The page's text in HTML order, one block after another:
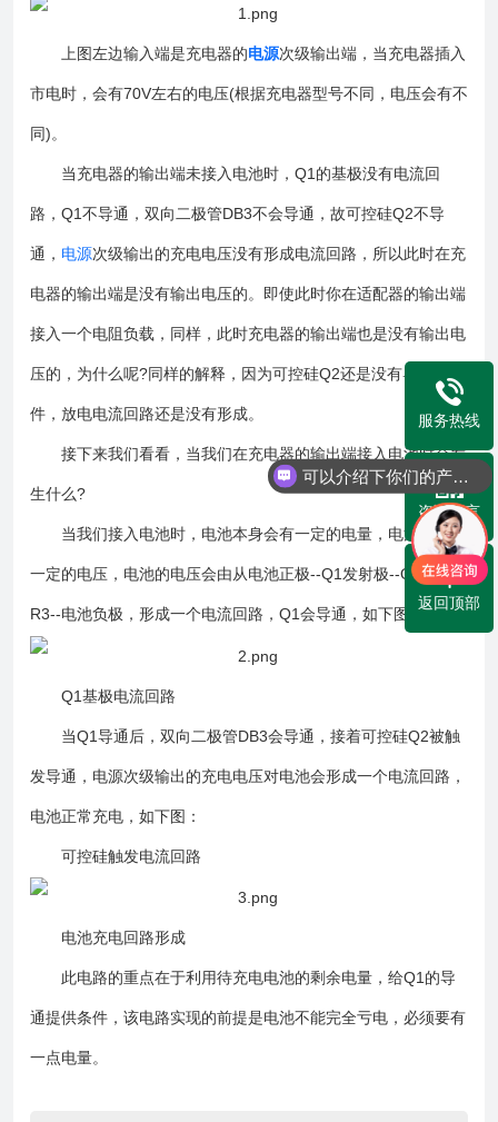
上图左边输入端是充电器的电源次级输出端，当充电器插入
市电时，会有70V左右的电压(根据充电器型号不同，电压会有不
同)。
当充电器的输出端未接入电池时，Q1的基极没有电流回
路，Q1不导通，双向二极管DB3不会导通，故可控硅Q2不导
通， 电源次级输出的充电电压没有形成电流回路，所以此时在充
电器的输出端是没有输出电压的。即使此时你在适配器的输出端
接入一个电阻负载，同样，此时充电器的输出端也是没有输出电
压的，为什么呢?同样的解释，因为可控硅Q2还是没有导通的条
件，放电电流回路还是没有形成。
接下来我们看看，当我们在充电器的输出端接入电池时会发
生什么?
当我们接入电池时，电池本身会有一定的电量，电池端会有
一定的电压，电池的电压会由从电池正极--Q1发射极--Q1基极--
R3--电池负极，形成一个电流回路，Q1会导通，如下图：
Q1基极电流回路
当Q1导通后，双向二极管DB3会导通，接着可控硅Q2被触
发导通，电源次级输出的充电电压对电池会形成一个电流回路，
电池正常充电，如下图：
可控硅触发电流回路
电池充电回路形成
此电路的重点在于利用待充电电池的剩余电量，给Q1的导
通提供条件，该电路实现的前提是电池不能完全亏电，必须要有
一点电量。
服务热线
咨询留言
返回顶部
可以介绍下你们的产品么？